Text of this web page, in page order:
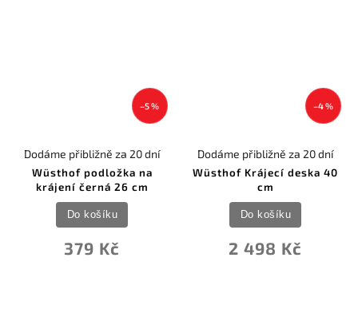
–5 %
Wüsthof podložka na
krájení černá 26 cm
Dodáme přibližně za 20 dní
379 Kč
Do košíku
–4 %
Wüsthof Krájecí deska 40
cm
Dodáme přibližně za 20 dní
2 498 Kč
Do košíku